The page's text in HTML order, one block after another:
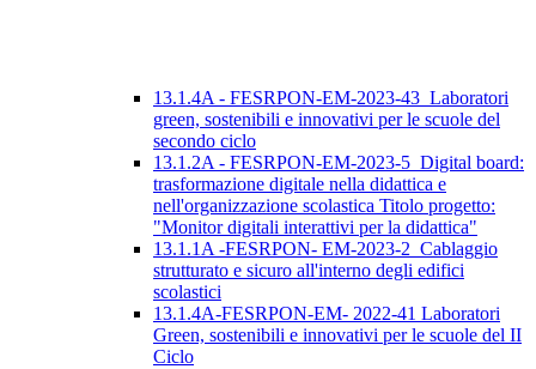
13.1.4A - FESRPON-EM-2023-43_Laboratori
green, sostenibili e innovativi per le scuole del
secondo ciclo
13.1.2A - FESRPON-EM-2023-5_Digital board:
trasformazione digitale nella didattica e
nell'organizzazione scolastica Titolo progetto:
"Monitor digitali interattivi per la didattica"
13.1.1A -FESRPON- EM-2023-2_Cablaggio
strutturato e sicuro all'interno degli edifici
scolastici
13.1.4A-FESRPON-EM- 2022-41 Laboratori
Green, sostenibili e innovativi per le scuole del II
Ciclo